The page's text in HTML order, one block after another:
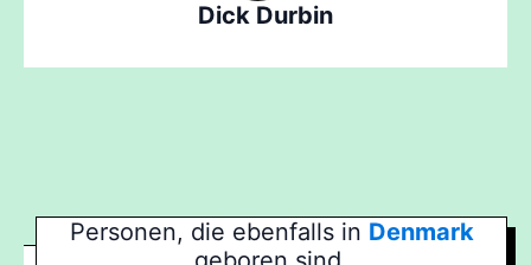
Dick Durbin
Personen, die ebenfalls in Denmark